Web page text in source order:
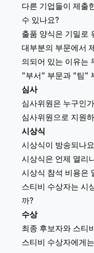
다른 기업들이 제출
수 있나요?
출품 양식은 기밀로
대부분의 부문에서
의되어 있는 이유는
"부서" 부문과 "팀"
심사
심사위원은 누구인
심사위원으로 지원
시상식
시상식이 방송되나
시상식은 언제 열리
시상식 참석 비용은
스티비 수상자는 시
까?
수상
최종 후보자와 스티
스티비 수상자에게